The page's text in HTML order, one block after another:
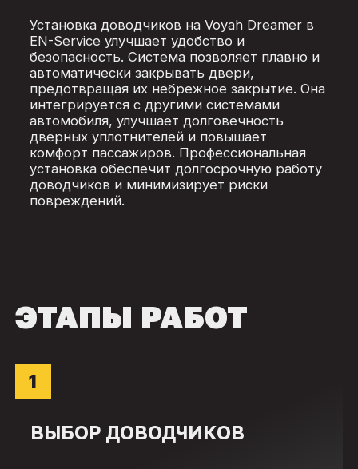
Установка доводчиков на Voyah Dreamer в
EN-Service улучшает удобство и
безопасность. Система позволяет плавно и
автоматически закрывать двери,
предотвращая их небрежное закрытие. Она
интегрируется с другими системами
автомобиля, улучшает долговечность
дверных уплотнителей и повышает
комфорт пассажиров. Профессиональная
установка обеспечит долгосрочную работу
доводчиков и минимизирует риски
повреждений.
ЭТАПЫ РАБОТ
ВЫБОР ДОВОДЧИКОВ
1